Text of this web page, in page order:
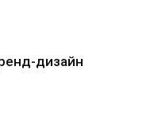
дизайн